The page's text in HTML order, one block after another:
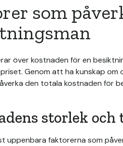
som
över kostnaden för en
Genom att ha kunskap
den totala kostnaden för
storlek och
uppenbara faktorerna som